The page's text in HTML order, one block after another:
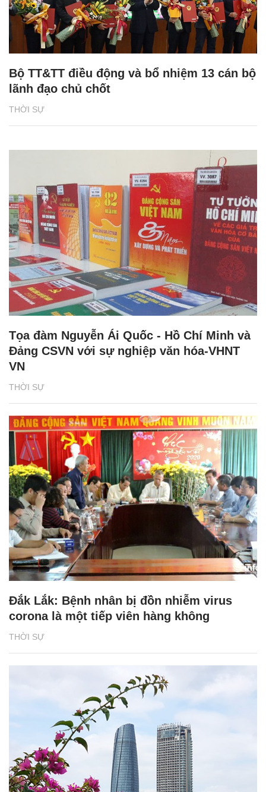
THỜI SỰ
Bộ TT&TT điều động và bổ nhiệm 13 cán bộ
lãnh đạo chủ chốt
THỜI SỰ
Tọa đàm Nguyễn Ái Quốc - Hồ Chí Minh và
Đảng CSVN với sự nghiệp văn hóa-VHNT
VN
THỜI SỰ
Đắk Lắk: Bệnh nhân bị đồn nhiễm virus
corona là một tiếp viên hàng không